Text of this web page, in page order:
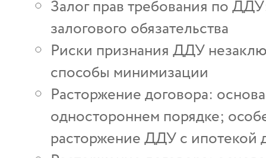
Залог прав требования по
залогового обязательства
Риски признания ДДУ
способы минимизации
Расторжение договора:
одностороннем порядке;
расторжение ДДУ с ипотекой